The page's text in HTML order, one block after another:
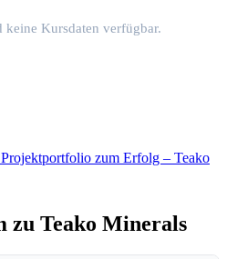
keine Kursdaten verfügbar.
zum Erfolg – Teako
zu Teako Minerals